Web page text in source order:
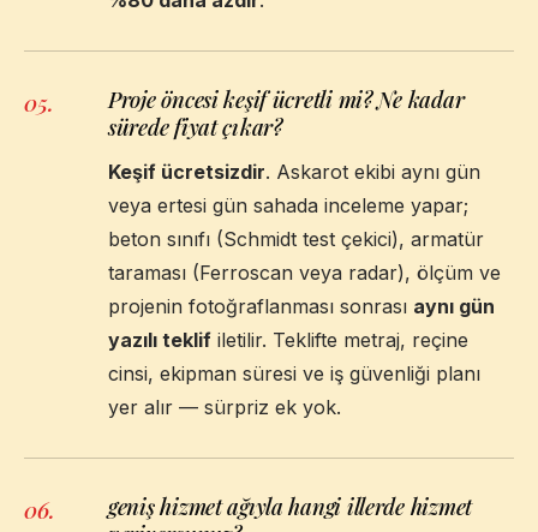
05.
Proje öncesi keşif ücretli mi? Ne kadar
sürede fiyat çıkar?
Keşif ücretsizdir. Askarot ekibi aynı gün
veya ertesi gün sahada inceleme yapar;
beton sınıfı (Schmidt test çekici), armatür
taraması (Ferroscan veya radar), ölçüm ve
projenin fotoğraflanması sonrası aynı gün
yazılı teklif iletilir. Teklifte metraj, reçine
cinsi, ekipman süresi ve iş güvenliği planı
yer alır — sürpriz ek yok.
06.
geniş hizmet ağıyla hangi illerde hizmet